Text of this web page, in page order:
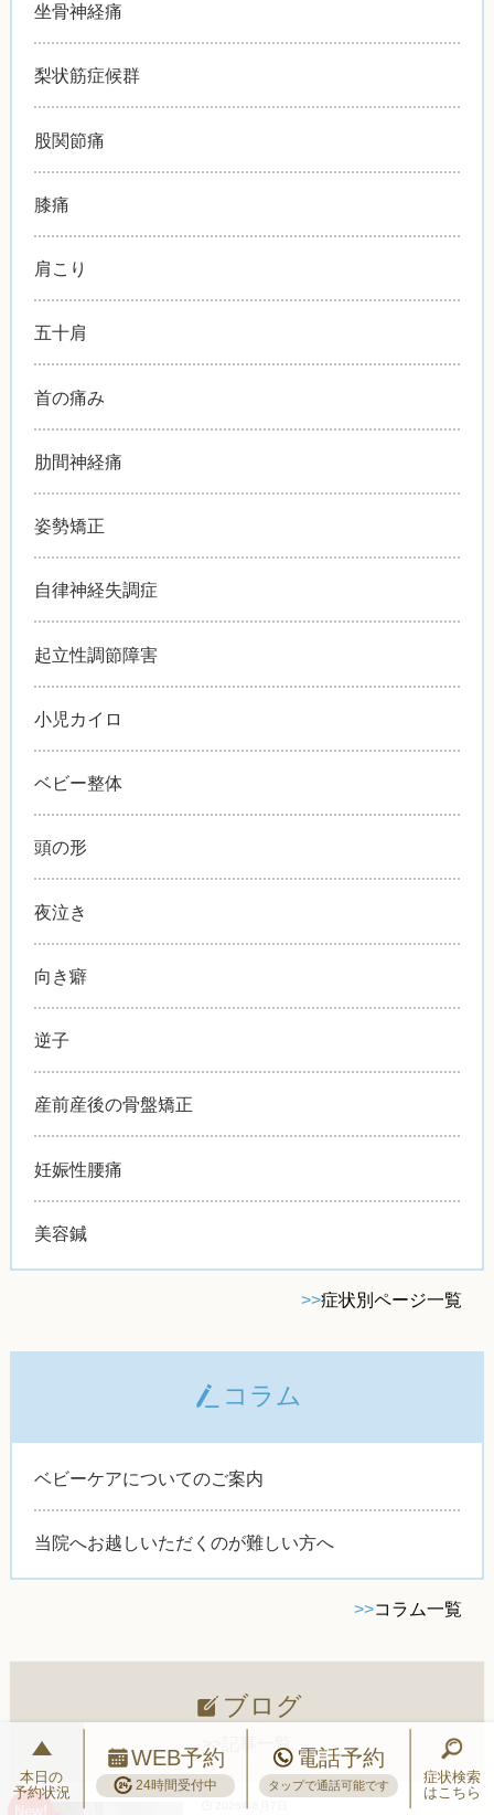
坐骨神経痛
梨状筋症候群
股関節痛
膝痛
肩こり
五十肩
首の痛み
肋間神経痛
姿勢矯正
自律神経失調症
起立性調節障害
小児カイロ
ベビー整体
頭の形
夜泣き
向き癖
逆子
産前産後の骨盤矯正
妊娠性腰痛
美容鍼
>>症状別ページ一覧
コラム
ベビーケアについてのご案内
当院へお越しいただくのが難しい方へ
>>コラム一覧
ブログ
>>記事一覧
本日の
予約状況
WEB予約
24時間受付中
電話予約
タップで通話可能です
症状検索
はこちら